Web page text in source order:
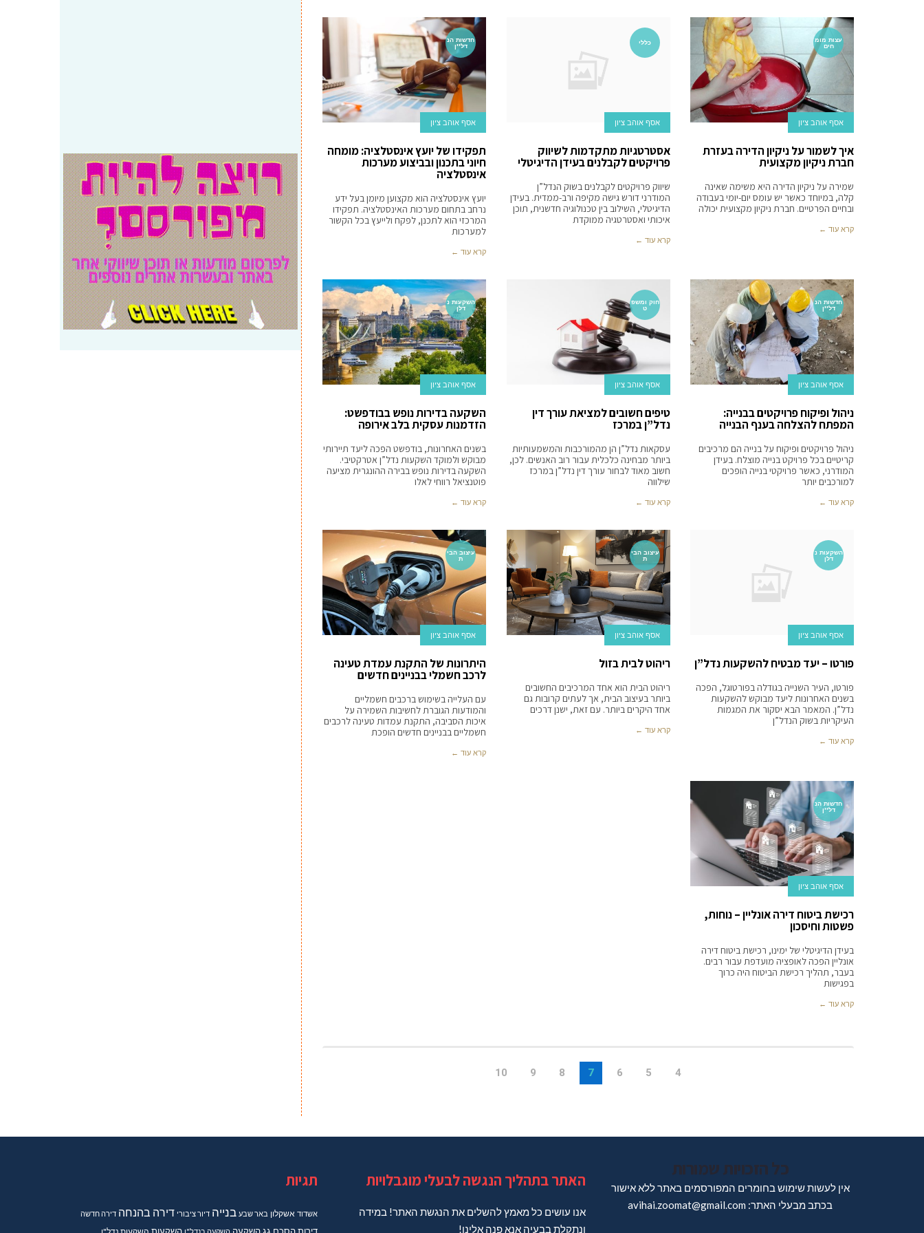
עצות מומ
חים
אסף אוהב ציון
איך לשמור על ניקיון הדירה בעזרת
חברת ניקיון מקצועית
שמירה על ניקיון הדירה היא משימה שאינה
קלה, במיוחד כאשר יש עומס יום-יומי בעבודה
ובחיים הפרטיים. חברת ניקיון מקצועית יכולה
קרא עוד ←
כללי
אסף אוהב ציון
אסטרטגיות מתקדמות לשיווק
פרויקטים לקבלנים בעידן הדיגיטלי
שיווק פרויקטים לקבלנים בשוק הנדל”ן
המודרני דורש גישה מקיפה ורב-ממדית. בעידן
הדיגיטלי, השילוב בין טכנולוגיה חדשנית, תוכן
איכותי ואסטרטגיה ממוקדת
קרא עוד ←
חדשות הנ
דל''ן
אסף אוהב ציון
תפקידו של יועץ אינסטלציה: מומחה
חיוני בתכנון ובביצוע מערכות
אינסטלציה
יועץ אינסטלציה הוא מקצוען מיומן בעל ידע
נרחב בתחום מערכות האינסטלציה. תפקידו
המרכזי הוא לתכנן, לפקח ולייעץ בכל הקשור
למערכות
קרא עוד ←
חדשות הנ
דל''ן
אסף אוהב ציון
ניהול ופיקוח פרויקטים בבנייה:
המפתח להצלחה בענף הבנייה
ניהול פרויקטים ופיקוח על בנייה הם מרכיבים
קריטיים בכל פרויקט בנייה מוצלח. בעידן
המודרני, כאשר פרויקטי בנייה הופכים
למורכבים יותר
קרא עוד ←
חוק ומשפ
ט
אסף אוהב ציון
טיפים חשובים למציאת עורך דין
נדל”ן במרכז
עסקאות נדל”ן הן מהמורכבות והמשמעותיות
ביותר מבחינה כלכלית עבור רוב האנשים. לכן,
חשוב מאוד לבחור עורך דין נדל”ן במרכז
שילווה
קרא עוד ←
השקעות נ
דלן
אסף אוהב ציון
השקעה בדירות נופש בבודפשט:
הזדמנות עסקית בלב אירופה
בשנים האחרונות, בודפשט הפכה ליעד תיירותי
מבוקש ולמוקד השקעות נדל”ן אטרקטיבי.
השקעה בדירות נופש בבירה ההונגרית מציעה
פוטנציאל רווחי לאלו
קרא עוד ←
השקעות נ
דלן
אסף אוהב ציון
פורטו – יעד מבטיח להשקעות נדל”ן
פורטו, העיר השנייה בגודלה בפורטוגל, הפכה
בשנים האחרונות ליעד מבוקש להשקעות
נדל”ן. המאמר הבא יסקור את המגמות
העיקריות בשוק הנדל”ן
קרא עוד ←
עיצוב הבי
ת
אסף אוהב ציון
ריהוט לבית בזול
ריהוט הבית הוא אחד המרכיבים החשובים
ביותר בעיצוב הבית, אך לעתים קרובות גם
אחד היקרים ביותר. עם זאת, ישנן דרכים
קרא עוד ←
עיצוב הבי
ת
אסף אוהב ציון
היתרונות של התקנת עמדת טעינה
לרכב חשמלי בבניינים חדשים
עם העלייה בשימוש ברכבים חשמליים
והמודעות הגוברת לחשיבות השמירה על
איכות הסביבה, התקנת עמדות טעינה לרכבים
חשמליים בבניינים חדשים הופכת
קרא עוד ←
חדשות הנ
דל''ן
אסף אוהב ציון
רכישת ביטוח דירה אונליין – נוחות,
פשטות וחיסכון
בעידן הדיגיטלי של ימינו, רכישת ביטוח דירה
אונליין הפכה לאופציה מועדפת עבור רבים.
בעבר, תהליך רכישת הביטוח היה כרוך
בפגישות
קרא עוד ←
4
5
6
7
8
9
10
כל הזכויות שמורות
אין לעשות שימוש בחומרים המפורסמים באתר ללא אישור
בכתב מבעלי האתר: avihai.zoomat@gmail.com
האתר בתהליך הנגשה לבעלי מוגבלויות
אנו עושים כל מאמץ להשלים את הנגשת האתר! במידה
ונתקלת בבעיה אנא פנה אלינו!
תגיות
אשדוד אשקלון באר שבע בנייה דיור ציבורי דירה בהנחה דירה חדשה